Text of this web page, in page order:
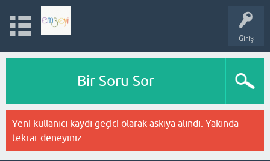
Giriş
Bir Soru Sor
Yeni kullanıcı kaydı geçici olarak askıya alındı. Yakında
tekrar deneyiniz.